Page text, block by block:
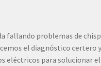
fallando problemas de
el diagnóstico certero
eléctricos para solucionar